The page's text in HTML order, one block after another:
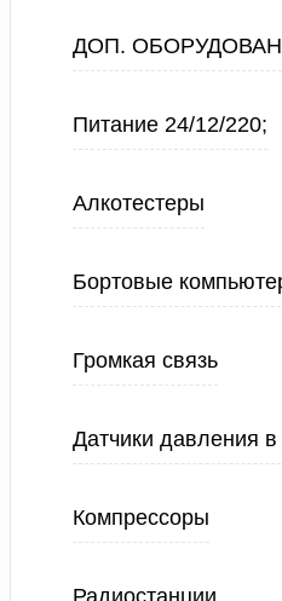
ДОП.
Питание 24/12/220;
Алкотестеры
Бортовые
Громкая связь
Датчики давления
Компрессоры
Радиостанции